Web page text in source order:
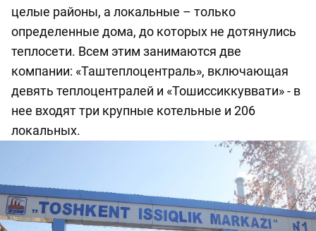
целые районы, а локальные – только
определенные дома, до которых не дотянулись
теплосети. Всем этим занимаются две
компании: «Таштеплоцентраль», включающая
девять теплоцентралей и «Тошиссиккуввати» - в
нее входят три крупные котельные и 206
локальных.